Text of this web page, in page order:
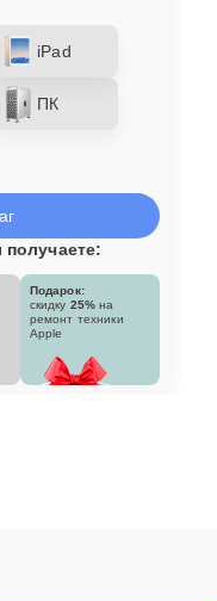
iPad
ПК
Подарок:
скидку 25% на
ремонт техники
Apple